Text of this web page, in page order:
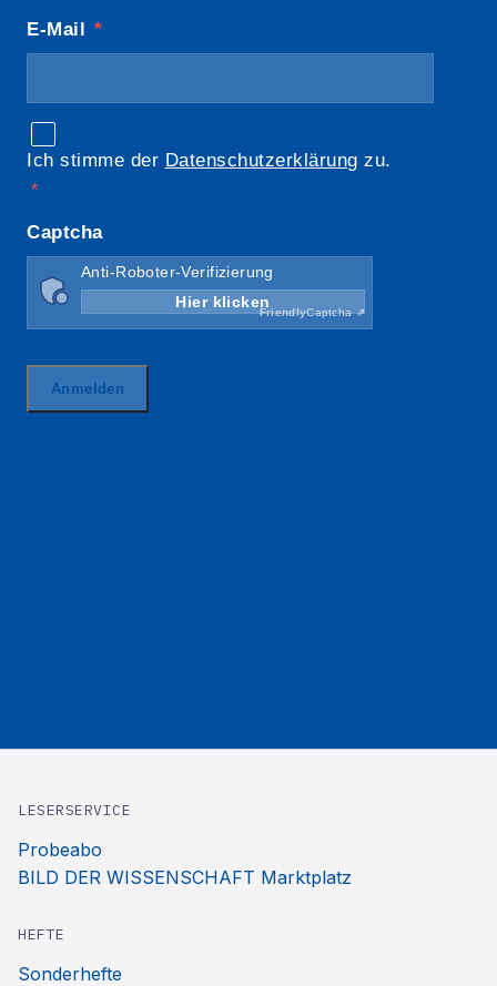
LESERSERVICE
Probeabo
BILD DER WISSENSCHAFT Marktplatz
HEFTE
Sonderhefte